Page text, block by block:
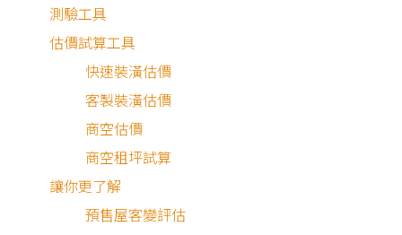
測驗工具
估價試算工具
快速裝潢估價
客製裝潢估價
商空估價
商空租坪試算
讓你更了解
預售屋客變評估